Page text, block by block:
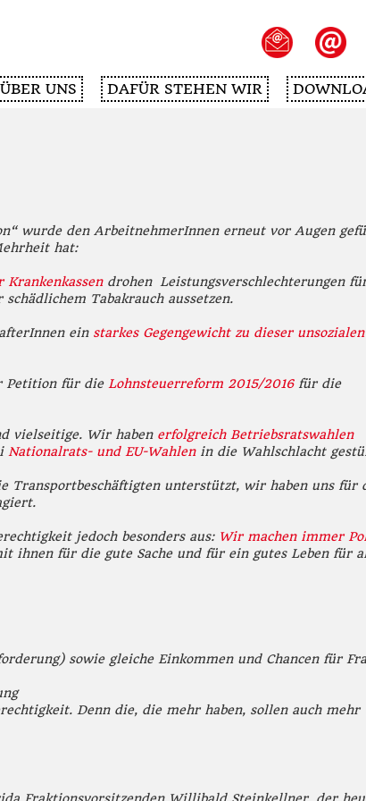
ÜBER UNS DAFÜR STEHEN WIR
wurde den ArbeitnehmerInnen erneut vor Augen
hat:
Krankenkassendrohen Leistungsverschlechterungen
Tabakrauch aussetzen.
ein starkes Gegengewicht zu dieser unsozialen
Petition für die Lohnsteuerreform 2015/2016für die
vielseitige. Wir haben erfolgreich Betriebsratswahlen
Nationalrats- und EU-Wahlenin die Wahlschlacht
Transportbeschäftigten unterstützt, wir haben uns für
jedoch besonders aus: Wir machen immer
ihnen für die gute Sache und für ein gutes Leben für
sowie gleiche Einkommen und Chancen für
Denn die, die mehr haben, sollen auch mehr